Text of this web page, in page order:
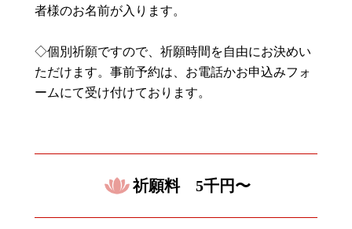
者様のお名前が入ります。
◇個別祈願ですので、祈願時間を自由にお決めい
ただけます。事前予約は、お電話かお申込みフォ
ームにて受け付けております。
祈願料 5千円〜